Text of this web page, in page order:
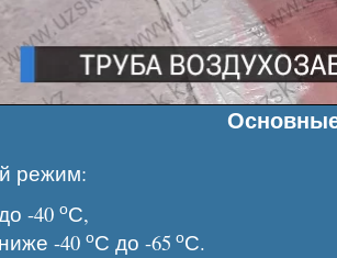
Основные
режим:
-40 оС,
-40 оС до -65 оС.